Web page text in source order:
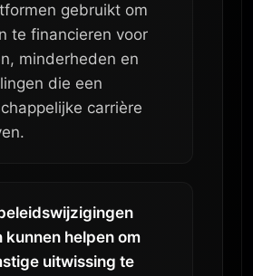
gebruikt om
te financieren voor
minderheden en
die een
carrière
kunnen helpen om
uitwissing te